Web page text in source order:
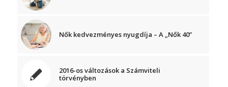
Nők kedvezményes nyugdíja – A „Nők 40”
2016-os változások a Számviteli
törvényben